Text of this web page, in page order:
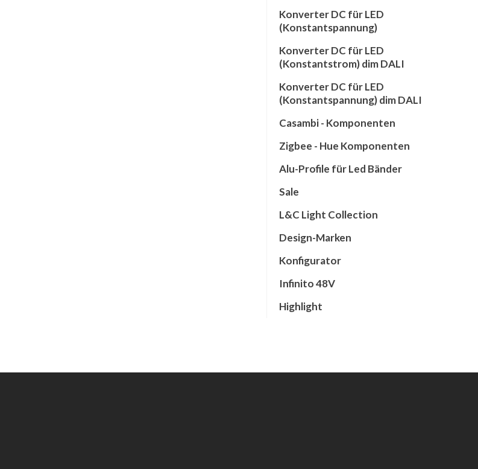
Konverter DC für LED
(Konstantspannung)
Konverter DC für LED
(Konstantstrom) dim DALI
Konverter DC für LED
(Konstantspannung) dim DALI
Casambi - Komponenten
Zigbee - Hue Komponenten
Alu-Profile für Led Bänder
Sale
L&C Light Collection
Design-Marken
Konfigurator
Infinito 48V
Highlight